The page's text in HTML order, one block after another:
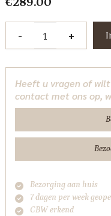
-
taupe
Hush
Eleonora
+
Heeft u vragen of
contact met ons op,
Bezorging aan huis
7 dagen per week
CBW erkend